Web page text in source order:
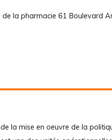
la pharmacie 61 Boulevard
la mise en oeuvre de la